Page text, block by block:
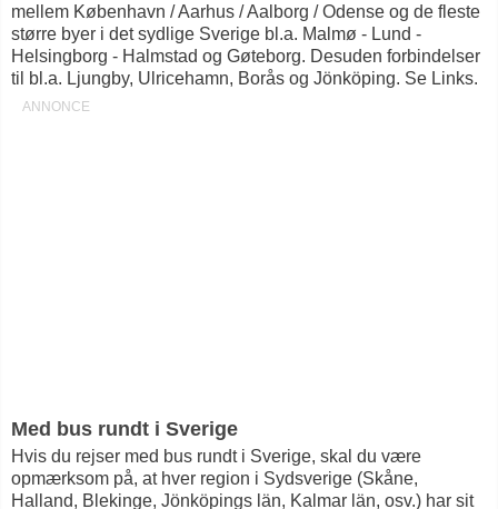
mellem København / Aarhus / Aalborg / Odense og de fleste
større byer i det sydlige Sverige bl.a. Malmø - Lund -
Helsingborg - Halmstad og Gøteborg. Desuden forbindelser
til bl.a. Ljungby, Ulricehamn, Borås og Jönköping. Se Links.
Med bus rundt i Sverige
Hvis du rejser med bus rundt i Sverige, skal du være
opmærksom på, at hver region i Sydsverige (Skåne,
Halland, Blekinge, Jönköpings län, Kalmar län, osv.) har sit